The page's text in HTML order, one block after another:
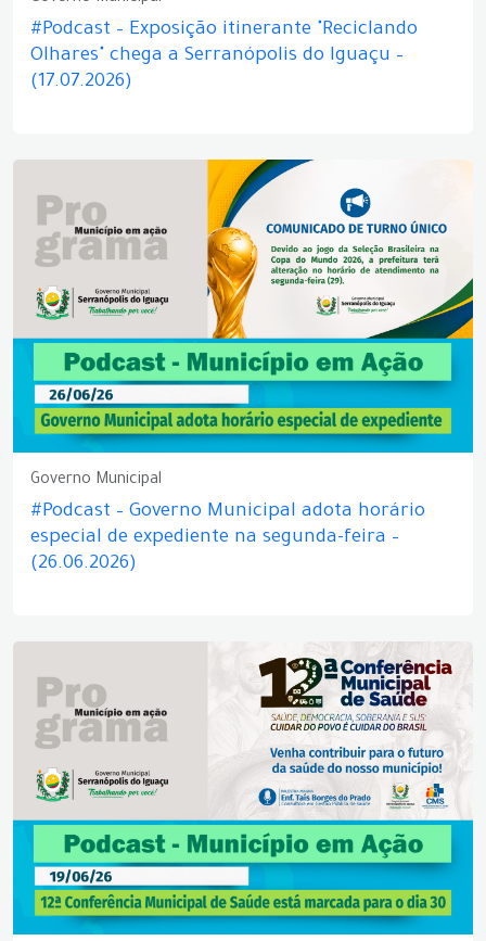
#Podcast – Exposição itinerante "Reciclando
Olhares" chega a Serranópolis do Iguaçu –
(17.07.2026)
Governo Municipal
#Podcast – Governo Municipal adota horário
especial de expediente na segunda-feira –
(26.06.2026)